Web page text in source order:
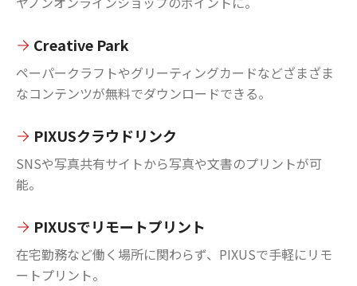
Creative Park
ペーパークラフトやグリーティングカードなどざまざま
なコンテンツが無料でダウンロードできる。
PIXUSクラウドリンク
SNSや写真共有サイトから写真や文書のプリントが可
能。
PIXUSでリモートプリント
在宅勤務など働く場所に関わらず、PIXUSで手軽にリモ
ートプリント。